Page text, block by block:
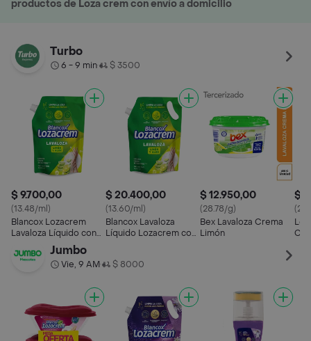
productos de Loza crem con envío a domicilio
Turbo
6 - 9 min• $ 3500
$ 9.700,00
(13.48/ml)
Blancox Lozacrem
Lavaloza Líquido con
Limón y Aloe
$ 20.400,00
(13.60/ml)
Blancox Lavaloza
Líquido Lozacrem con
$ 12.950,00
(28.78/g)
Bex Lavaloza Crema
Limón
$
Jumbo
Vie, 9 AM• $ 8000